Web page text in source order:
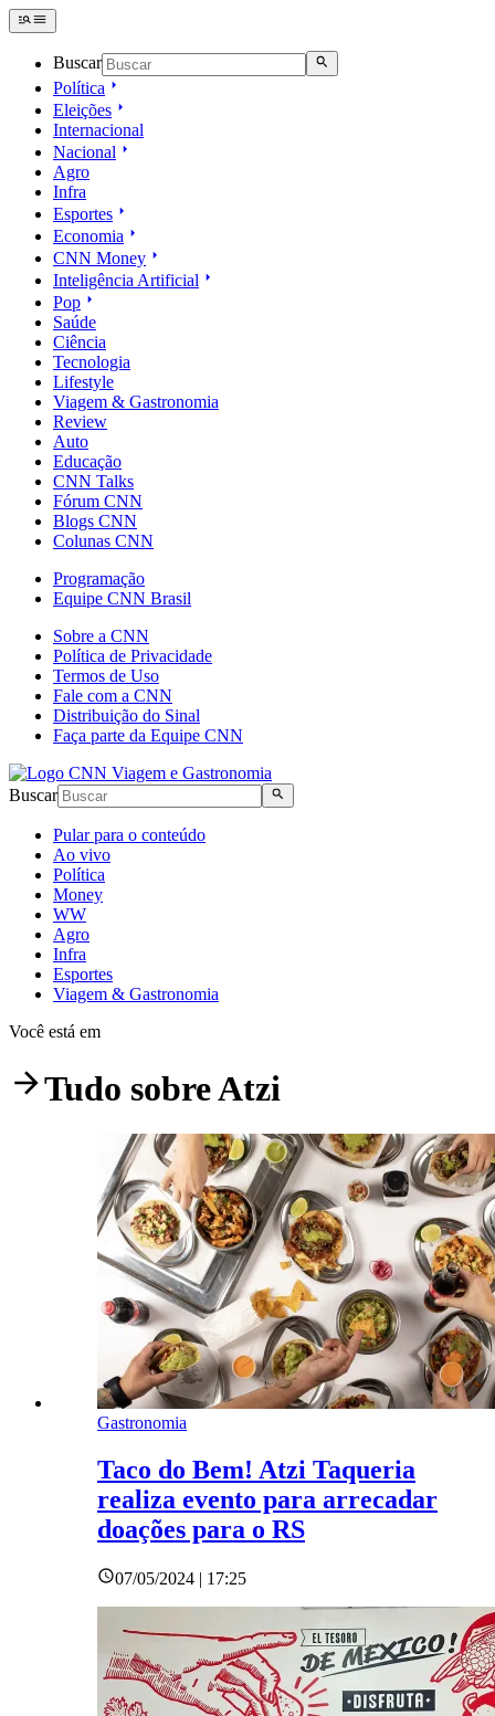
Buscar
Política
Eleições
Internacional
Nacional
Agro
Infra
Esportes
Economia
CNN Money
Inteligência Artificial
Pop
Saúde
Ciência
Tecnologia
Lifestyle
Viagem & Gastronomia
Review
Auto
Educação
CNN Talks
Fórum CNN
Blogs CNN
Colunas CNN
Programação
Equipe CNN Brasil
Sobre a CNN
Política de Privacidade
Termos de Uso
Fale com a CNN
Distribuição do Sinal
Faça parte da Equipe CNN
Buscar
Pular para o conteúdo
Ao vivo
Política
Money
WW
Agro
Infra
Esportes
Viagem & Gastronomia
Você está em
Tudo sobreAtzi
Gastronomia
Taco do Bem! Atzi Taqueria
realiza evento para arrecadar
doações para o RS
07/05/2024 | 17:25